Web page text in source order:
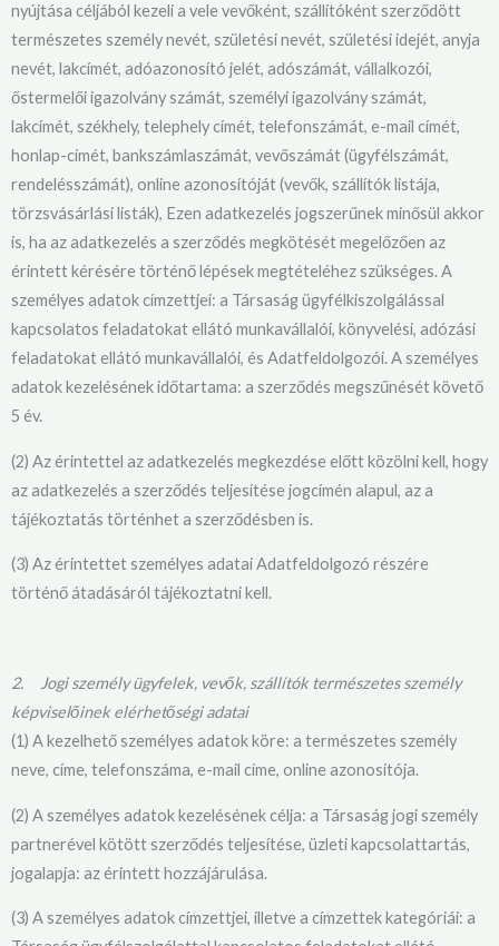
nyújtása céljából kezeli a vele vevőként, szállítóként szerződött
természetes személy nevét, születési nevét, születési idejét, anyja
nevét, lakcímét, adóazonosító jelét, adószámát, vállalkozói,
őstermelői igazolvány számát, személyi igazolvány számát,
lakcímét, székhely, telephely címét, telefonszámát, e-mail címét,
honlap-címét, bankszámlaszámát, vevőszámát (ügyfélszámát,
rendelésszámát), online azonosítóját (vevők, szállítók listája,
törzsvásárlási listák), Ezen adatkezelés jogszerűnek minősül akkor
is, ha az adatkezelés a szerződés megkötését megelőzően az
érintett kérésére történő lépések megtételéhez szükséges. A
személyes adatok címzettjei: a Társaság ügyfélkiszolgálással
kapcsolatos feladatokat ellátó munkavállalói, könyvelési, adózási
feladatokat ellátó munkavállalói, és Adatfeldolgozói. A személyes
adatok kezelésének időtartama: a szerződés megszűnését követő
5 év.
(2) Az érintettel az adatkezelés megkezdése előtt közölni kell, hogy
az adatkezelés a szerződés teljesítése jogcímén alapul, az a
tájékoztatás történhet a szerződésben is.
(3) Az érintettet személyes adatai Adatfeldolgozó részére
történő átadásáról tájékoztatni kell.
2.
Jogi személy ügyfelek, vevők, szállítók természetes személy
képviselőinek elérhetőségi adatai
(1) A kezelhető személyes adatok köre: a természetes személy
neve, címe, telefonszáma, e-mail címe, online azonosítója.
(2) A személyes adatok kezelésének célja: a Társaság jogi személy
partnerével kötött szerződés teljesítése, üzleti kapcsolattartás,
jogalapja: az érintett hozzájárulása.
(3) A személyes adatok címzettjei, illetve a címzettek kategóriái: a